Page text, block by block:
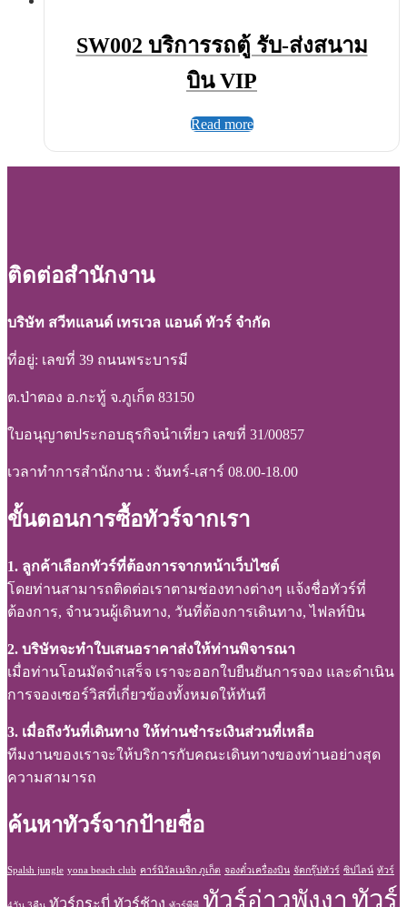
SW002 บริการรถตู้ รับ-ส่งสนาม
บิน VIP
Read more
ติดต่อสำนักงาน
บริษัท สวีทแลนด์ เทรเวล แอนด์ ทัวร์ จำกัด
ที่อยู่: เลขที่ 39 ถนนพระบารมี
ต.ป่าตอง อ.กะทู้ จ.ภูเก็ต 83150
ใบอนุญาตประกอบธุรกิจนำเที่ยว เลขที่ 31/00857
เวลาทำการสำนักงาน : จันทร์-เสาร์ 08.00-18.00
ขั้นตอนการซื้อทัวร์จากเรา
1. ลูกค้าเลือกทัวร์ที่ต้องการจากหน้าเว็บไซต์
โดยท่านสามารถติดต่อเราตามช่องทางต่างๆ แจ้งชื่อทัวร์ที่
ต้องการ, จำนวนผู้เดินทาง, วันที่ต้องการเดินทาง, ไฟลท์บิน
2. บริษัทจะทำใบเสนอราคาส่งให้ท่านพิจารณา
เมื่อท่านโอนมัดจำเสร็จ เราจะออกใบยืนยันการจอง และดำเนิน
การจองเซอร์วิสที่เกี่ยวข้องทั้งหมดให้ทันที
3. เมื่อถึงวันที่เดินทาง ให้ท่านชำระเงินส่วนที่เหลือ
ทีมงานของเราจะให้บริการกับคณะเดินทางของท่านอย่างสุด
ความสามารถ
ค้นหาทัวร์จากป้ายชื่อ
Spalsh jungle yona beach club คาร์นิวัลเมจิก ภูเก็ต จองตั๋วเครื่องบิน จัดกรุ๊ปทัวร์ ซิปไลน์ ทัวร์
ทัวร์อ่าวพังงา ทัวร์